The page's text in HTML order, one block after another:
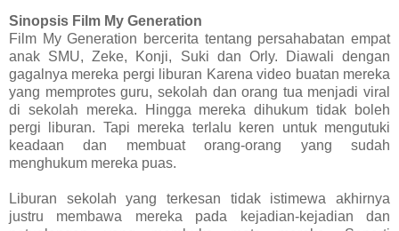
Sinopsis Film My Generation
Film My Generation bercerita tentang persahabatan empat
anak SMU, Zeke, Konji, Suki dan Orly. Diawali dengan
gagalnya mereka pergi liburan Karena video buatan mereka
yang memprotes guru, sekolah dan orang tua menjadi viral
di sekolah mereka. Hingga mereka dihukum tidak boleh
pergi liburan. Tapi mereka terlalu keren untuk mengutuki
keadaan dan membuat orang-orang yang sudah
menghukum mereka puas.
Liburan sekolah yang terkesan tidak istimewa akhirnya
justru membawa mereka pada kejadian-kejadian dan